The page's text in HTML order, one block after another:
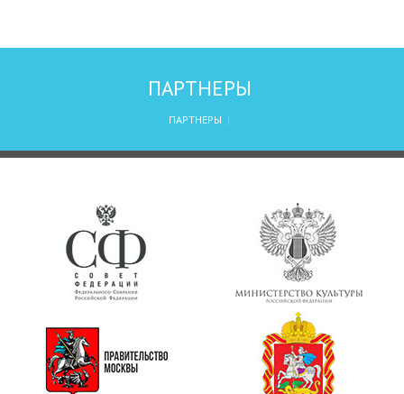
ПАРТНЕРЫ
ПАРТНЕРЫ |